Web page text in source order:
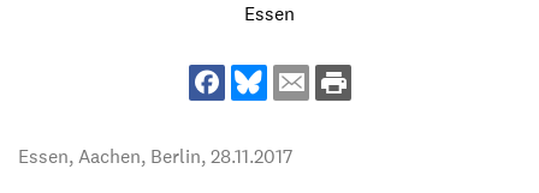
Essen
Essen, Aachen, Berlin,28.11.2017